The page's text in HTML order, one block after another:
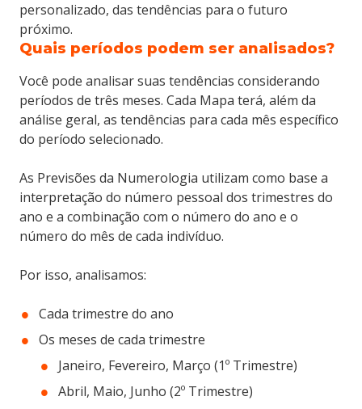
personalizado, das tendências para o futuro
próximo.
Quais períodos podem ser analisados?
Você pode analisar suas tendências considerando
períodos de três meses. Cada Mapa terá, além da
análise geral, as tendências para cada mês específico
do período selecionado.
As Previsões da Numerologia utilizam como base a
interpretação do número pessoal dos trimestres do
ano e a combinação com o número do ano e o
número do mês de cada indivíduo.
Por isso, analisamos:
Cada trimestre do ano
Os meses de cada trimestre
Janeiro, Fevereiro, Março (1º Trimestre)
Abril, Maio, Junho (2º Trimestre)